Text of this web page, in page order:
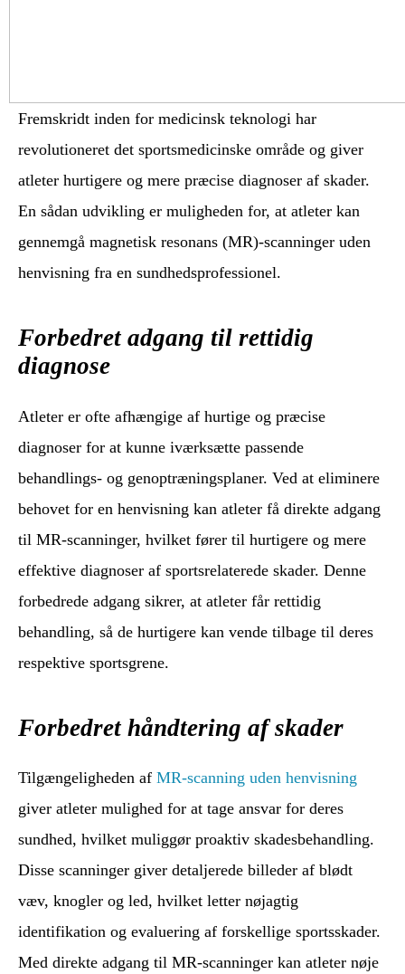
Fremskridt inden for medicinsk teknologi har
revolutioneret det sportsmedicinske område og giver
atleter hurtigere og mere præcise diagnoser af skader.
En sådan udvikling er muligheden for, at atleter kan
gennemgå magnetisk resonans (MR)-scanninger uden
henvisning fra en sundhedsprofessionel.
Forbedret adgang til rettidig
diagnose
Atleter er ofte afhængige af hurtige og præcise
diagnoser for at kunne iværksætte passende
behandlings- og genoptræningsplaner. Ved at eliminere
behovet for en henvisning kan atleter få direkte adgang
til MR-scanninger, hvilket fører til hurtigere og mere
effektive diagnoser af sportsrelaterede skader. Denne
forbedrede adgang sikrer, at atleter får rettidig
behandling, så de hurtigere kan vende tilbage til deres
respektive sportsgrene.
Forbedret håndtering af skader
Tilgængeligheden af MR-scanning uden henvisning
giver atleter mulighed for at tage ansvar for deres
sundhed, hvilket muliggør proaktiv skadesbehandling.
Disse scanninger giver detaljerede billeder af blødt
væv, knogler og led, hvilket letter nøjagtig
identifikation og evaluering af forskellige sportsskader.
Med direkte adgang til MR-scanninger kan atleter nøje